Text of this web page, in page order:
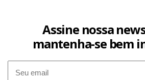
Assine nossa
mantenha-se bem